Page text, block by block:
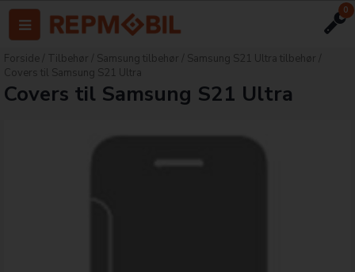
0
Forside Tilbehør Samsung tilbehør Samsung S21 Ultra tilbehør
Covers til Samsung S21 Ultra
Covers til Samsung S21 Ultra